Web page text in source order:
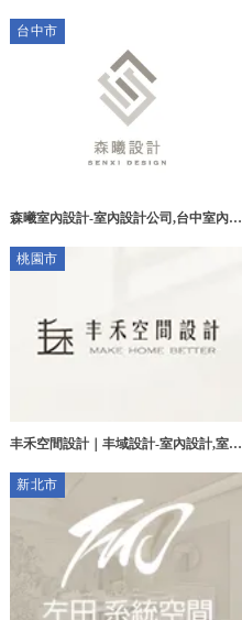
內設計,
台中市
森曦室內設計-室內設計公司,台中室內設
桃園市
丰禾空間設計｜丰域設計-室內設計,室內
薦,八德區室內設計公司
新北市